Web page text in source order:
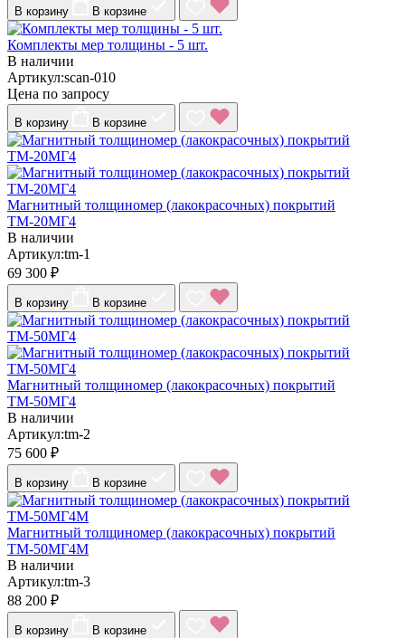
В корзину В корзине
Комплекты мер толщины - 5 шт.
В наличии
Артикул:scan-010
Цена по запросу
В корзину В корзине
Магнитный толщиномер (лакокрасочных) покрытий
ТМ-20МГ4
В наличии
Артикул:tm-1
69 300 ₽
В корзину В корзине
Магнитный толщиномер (лакокрасочных) покрытий
ТМ-50МГ4
В наличии
Артикул:tm-2
75 600 ₽
В корзину В корзине
Магнитный толщиномер (лакокрасочных) покрытий
ТМ-50МГ4М
В наличии
Артикул:tm-3
88 200 ₽
В корзину В корзине